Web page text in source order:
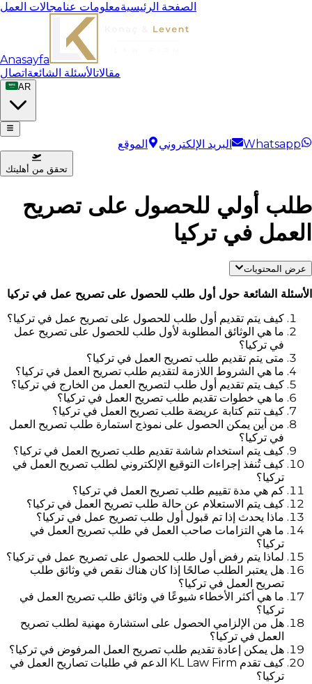
الصفحة الرئيسيةمعلومات عنامجالات العمل
Anasayfa
مقالاتالأسئلة الشائعةاتصال
AR
Whatsapp البريد الإلكتروني الموقع
تحقق من أهليتك
طلب أولي للحصول على تصريح
العمل في تركيا
عرض المحتويات
الأسئلة الشائعة حول أول طلب للحصول على تصريح عمل في تركيا
كيف يتم تقديم أول طلب للحصول على تصريح عمل في تركيا؟
ما هي الوثائق المطلوبة لأول طلب للحصول على تصريح عمل
في تركيا؟
متى يتم تقديم طلب تصريح العمل في تركيا؟
ما هي الشروط اللازمة لتقديم طلب تصريح العمل في تركيا؟
كيف يتم تقديم أول طلب لتصريح العمل من الخارج في تركيا؟
ما هي خطوات تقديم طلب تصريح العمل في تركيا؟
كيف تتم كتابة عريضة طلب تصريح العمل في تركيا؟
من أين يمكن الحصول على نموذج استمارة طلب تصريح العمل
في تركيا؟
كيف يتم استخدام شاشة تقديم طلب تصريح العمل في تركيا؟
كيف تُنفذ إجراءات التوقيع الإلكتروني لطلب تصريح العمل في
تركيا؟
كم هي مدة تقييم طلب تصريح العمل في تركيا؟
كيف يتم الاستعلام عن حالة طلب تصريح العمل في تركيا؟
ماذا يحدث إذا تم قبول أول طلب تصريح عمل في تركيا؟
ما هي التزامات صاحب العمل في طلب تصريح العمل في
تركيا؟
لماذا يتم رفض أول طلب للحصول على تصريح عمل في تركيا؟
هل يعتبر الطلب صالحًا إذا كان هناك نقص في وثائق طلب
تصريح العمل في تركيا؟
ما هي أكثر الأخطاء شيوعًا في وثائق طلب تصريح العمل في
تركيا؟
هل من الإلزامي الحصول على استشارة مهنية لطلب تصريح
العمل في تركيا؟
هل يمكن إعادة تقديم طلب تصريح العمل المرفوض في تركيا؟
كيف تقدم KL Law Firm الدعم في طلبات تصاريح العمل في
تركيا؟